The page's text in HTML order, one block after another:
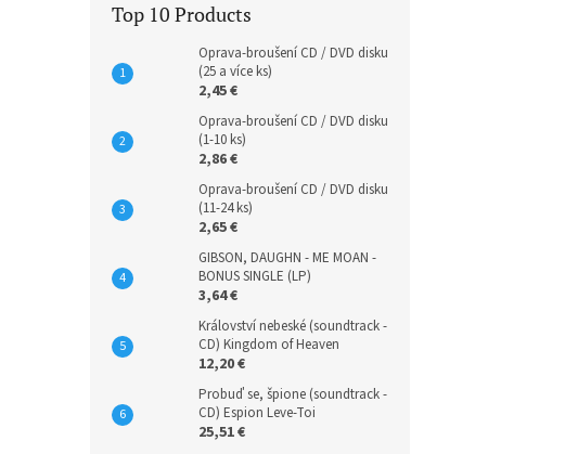
Top 10 Products
Oprava-broušení CD / DVD disku
(25 a více ks)
2,45 €
Oprava-broušení CD / DVD disku
(1-10 ks)
2,86 €
Oprava-broušení CD / DVD disku
(11-24 ks)
2,65 €
GIBSON, DAUGHN - ME MOAN -
BONUS SINGLE (LP)
3,64 €
Království nebeské (soundtrack -
CD) Kingdom of Heaven
12,20 €
Probuď se, špione (soundtrack -
CD) Espion Leve-Toi
25,51 €